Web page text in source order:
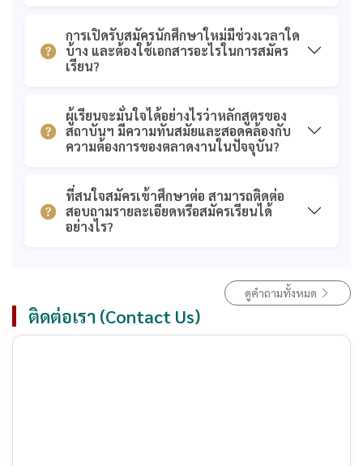
การเปิดรับสมัครนักศึกษาใหม่มีช่วงเวลาใด
บ้าง และต้องใช้เอกสารอะไรในการสมัคร
เรียน?
ผู้เรียนจะมั่นใจได้อย่างไรว่าหลักสูตรของ
สถาบันฯ มีความทันสมัยและสอดคล้องกับ
ความต้องการของตลาดงานในปัจจุบัน?
ที่สนใจสมัครเข้าศึกษาต่อ สามารถติดต่อ
สอบถามรายละเอียดหรือสมัครเรียนได้
อย่างไร?
ดูคำถามทั้งหมด
ติดต่อเรา (Contact Us)